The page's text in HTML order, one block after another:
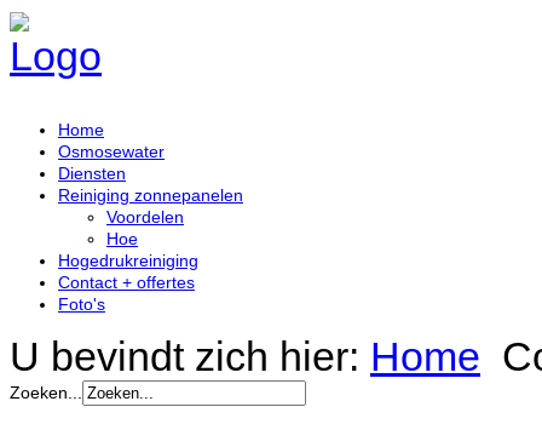
Home
Osmosewater
Diensten
Reiniging zonnepanelen
Voordelen
Hoe
Hogedrukreiniging
Contact + offertes
Foto's
U bevindt zich hier: Home
Zoeken...